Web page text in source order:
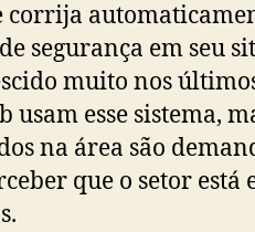
corrija
segurança em seu
muito nos
usam esse sistema,
na área são
que o setor